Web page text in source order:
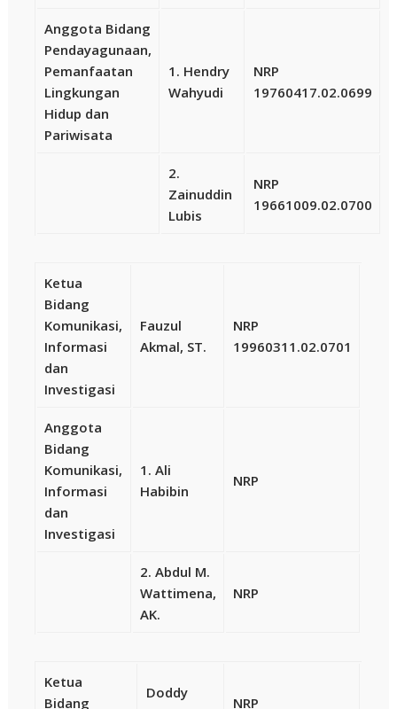
Anggota Bidang
Pendayagunaan,
Pemanfaatan
Lingkungan
Hidup dan
Pariwisata
1. Hendry
Wahyudi
NRP
19760417.02.0699
2.
Zainuddin
Lubis
NRP
19661009.02.0700
Ketua
Bidang
Komunikasi,
Informasi
dan
Investigasi
Fauzul
Akmal, ST.
NRP
19960311.02.0701
Anggota
Bidang
Komunikasi,
Informasi
dan
Investigasi
1. Ali
Habibin
NRP
2. Abdul M.
Wattimena,
AK.
NRP
Ketua
Bidang
Doddy
NRP